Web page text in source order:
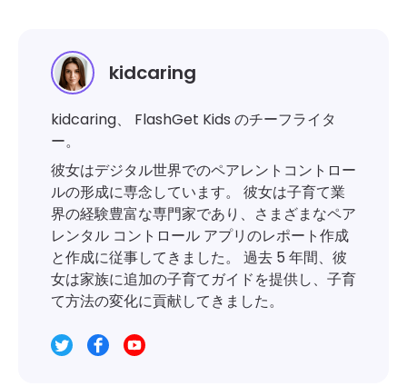
kidcaring
kidcaring、 FlashGet Kids のチーフライタ
ー。
彼女はデジタル世界でのペアレントコントロー
ルの形成に専念しています。 彼女は子育て業
界の経験豊富な専門家であり、さまざまなペア
レンタル コントロール アプリのレポート作成
と作成に従事してきました。 過去 5 年間、彼
女は家族に追加の子育てガイドを提供し、子育
て方法の変化に貢献してきました。